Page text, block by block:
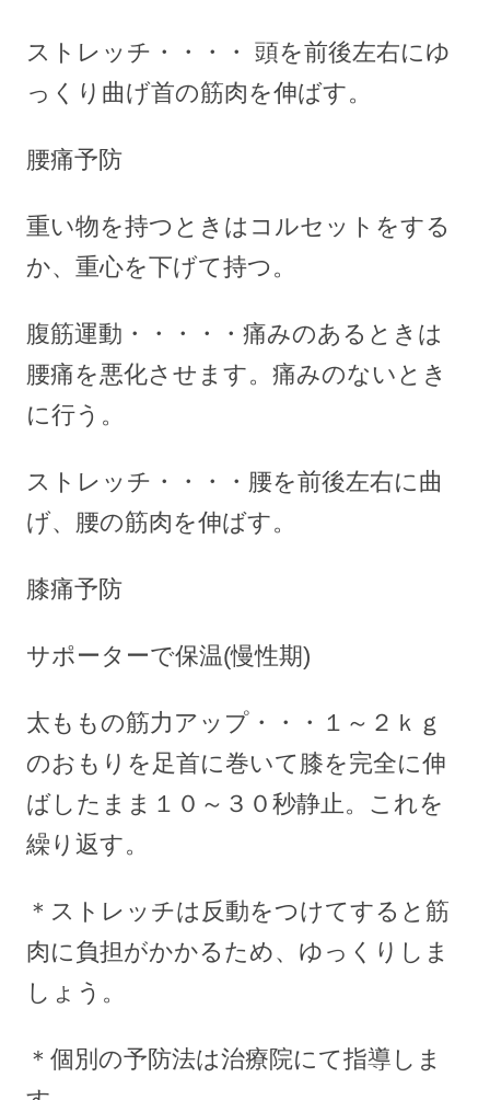
ストレッチ・・・・ 頭を前後左右にゆ
っくり曲げ首の筋肉を伸ばす。
腰痛予防
重い物を持つときはコルセットをする
か、重心を下げて持つ。
腹筋運動・・・・・痛みのあるときは
腰痛を悪化させます。痛みのないとき
に行う。
ストレッチ・・・・腰を前後左右に曲
げ、腰の筋肉を伸ばす。
膝痛予防
サポーターで保温(慢性期)
太ももの筋力アップ・・・１～２ｋｇ
のおもりを足首に巻いて膝を完全に伸
ばしたまま１０～３０秒静止。これを
繰り返す。
＊ストレッチは反動をつけてすると筋
肉に負担がかかるため、ゆっくりしま
しょう。
＊個別の予防法は治療院にて指導しま